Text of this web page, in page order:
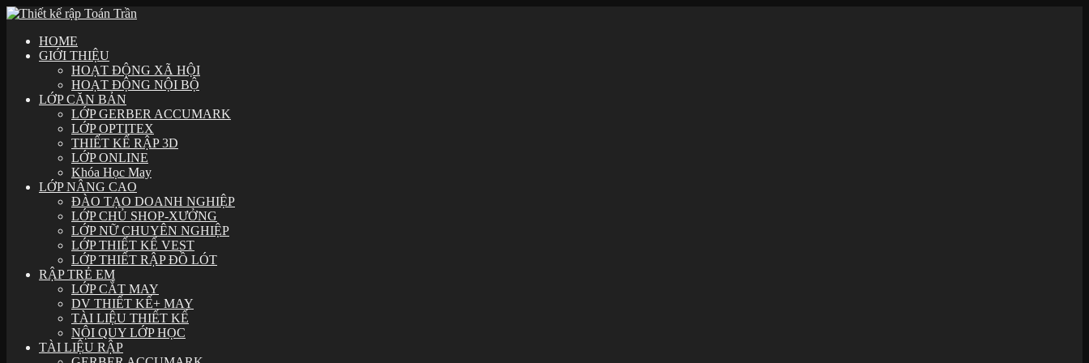
HOME
GIỚI THIỆU
HOẠT ĐỘNG XÃ HỘI
HOẠT ĐỘNG NỘI BỘ
LỚP CĂN BẢN
LỚP GERBER ACCUMARK
LỚP OPTITEX
THIẾT KẾ RẬP 3D
LỚP ONLINE
Khóa Học May
LỚP NÂNG CAO
ĐÀO TẠO DOANH NGHIỆP
LỚP CHỦ SHOP-XƯỞNG
LỚP NỮ CHUYÊN NGHIỆP
LỚP THIẾT KẾ VEST
LỚP THIẾT RẬP ĐỒ LÓT
RẬP TRẺ EM
LỚP CẮT MAY
DV THIẾT KẾ+ MAY
TÀI LIỆU THIẾT KẾ
NỘI QUY LỚP HỌC
TÀI LIỆU RẬP